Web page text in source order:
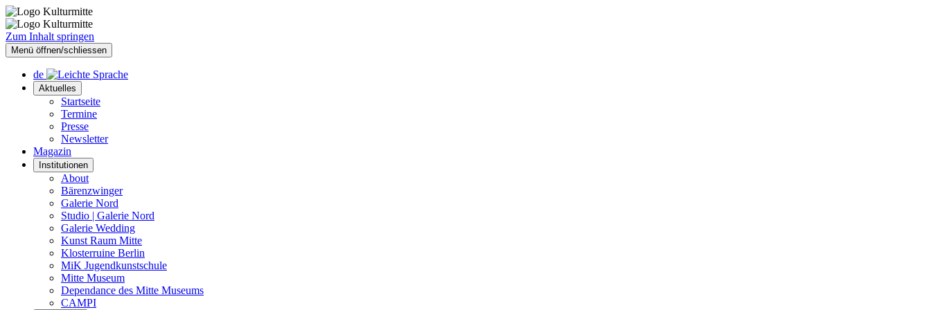
Zum Inhalt springen
Menü öffnen/schliessen
de
Aktuelles
Startseite
Termine
Presse
Newsletter
Magazin
Institutionen
About
Bärenzwinger
Galerie Nord
Studio | Galerie Nord
Galerie Wedding
Kunst Raum Mitte
Klosterruine Berlin
MiK Jugendkunstschule
Mitte Museum
Dependance des Mitte Museums
CAMPI